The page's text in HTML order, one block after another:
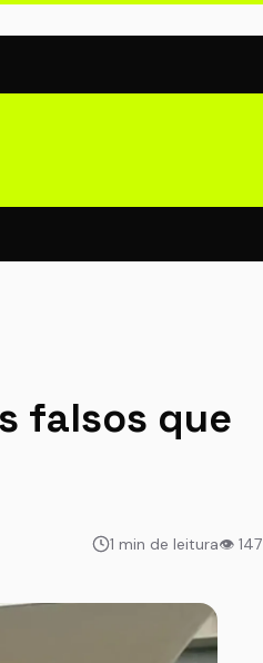
falsos que
1 min de leitura👁 147